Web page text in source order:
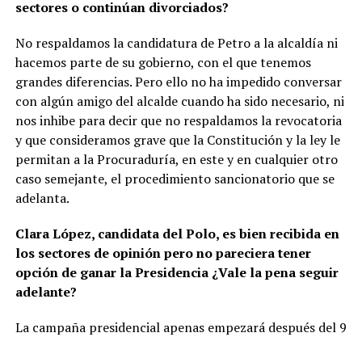
sectores o continúan divorciados?
No respaldamos la candidatura de Petro a la alcaldía ni
hacemos parte de su gobierno, con el que tenemos
grandes diferencias. Pero ello no ha impedido conversar
con algún amigo del alcalde cuando ha sido necesario, ni
nos inhibe para decir que no respaldamos la revocatoria
y que consideramos grave que la Constitución y la ley le
permitan a la Procuraduría, en este y en cualquier otro
caso semejante, el procedimiento sancionatorio que se
adelanta.
Clara López, candidata del Polo, es bien recibida en
los sectores de opinión pero no pareciera tener
opción de ganar la Presidencia ¿Vale la pena seguir
adelante?
La campaña presidencial apenas empezará después del 9